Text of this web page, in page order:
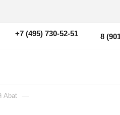
+7 (495) 730-52-51 8
Abat —